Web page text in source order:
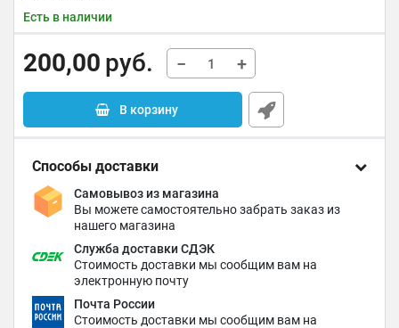
Есть в наличии
200,00 руб. − +
В корзину
Способы доставки
Самовывоз из магазина
Вы можете самостоятельно забрать заказ из
нашего магазина
Служба доставки СДЭК
Стоимость доставки мы сообщим вам на
электронную почту
Почта России
Стоимость доставки мы сообщим вам на